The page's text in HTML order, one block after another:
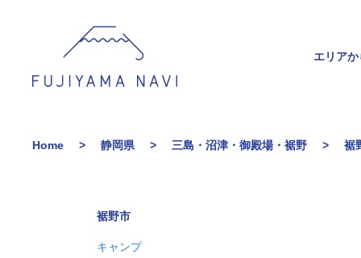
エリア
Home 静岡県 三島・沼津・御殿場・裾野 裾
裾野市
キャンプ